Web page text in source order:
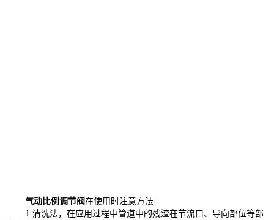
气动比例调节阀在使用时注意方法
1.清洗法，在应用过程中管道中的残渣在节流口、导向部位等部